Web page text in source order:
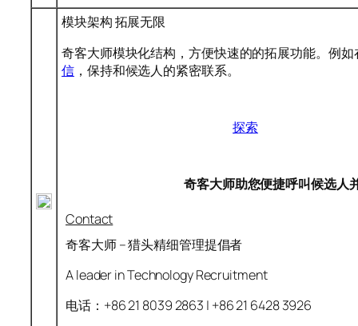
模块架构 拓展无限
奇客大师模块化结构，方便快速的的拓展功能。例
信，保持和候选人的紧密联系。
探索
奇客大师助您便捷呼叫候选人
Contact
奇客大师 – 猎头精细管理提倡者
A leader in Technology Recruitment
电话：+86 21 8039 2863 | +86 21 6428 3926